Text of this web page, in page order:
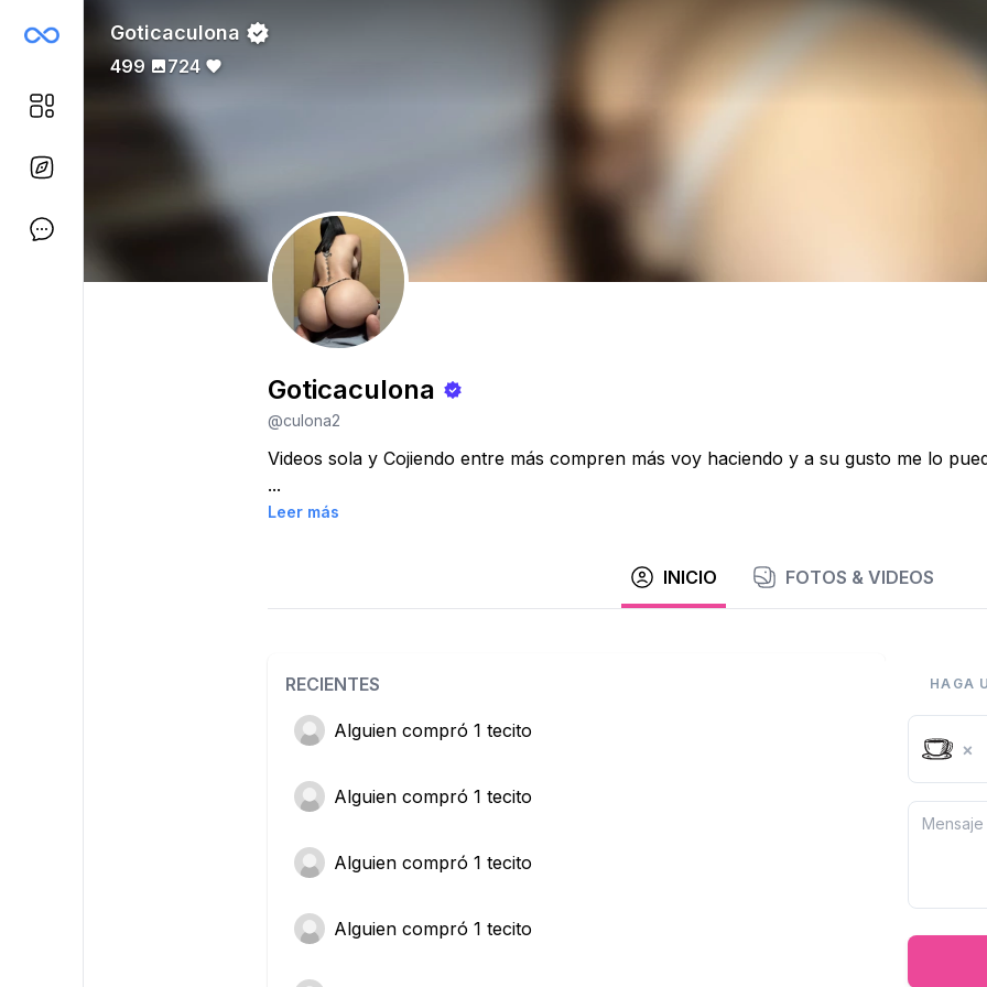
Goticaculona
499 724
Goticaculona
@culona2
Videos sola y Cojiendo entre más compren más voy haciendo y a su gusto me lo
...
Leer más
INICIO FOTOS & VIDEOS
HAGA
×
RECIENTES
Alguiencompró 1 tecito
Alguiencompró 1 tecito
Alguiencompró 1 tecito
Alguiencompró 1 tecito